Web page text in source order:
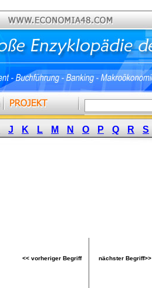
J K L M N O P Q R S
<< vorheriger Begriff nächster Begriff>>